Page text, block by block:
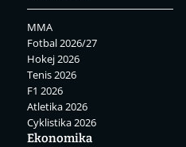
MMA
Fotbal 2026/27
Hokej 2026
Tenis 2026
F1 2026
Atletika 2026
Cyklistika 2026
Ekonomika